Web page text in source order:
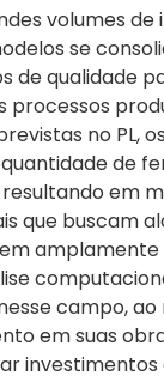
volumes
se
de qualidade
processos
no PL,
de
em
que buscam
campo,
em suas